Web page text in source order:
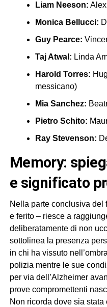
Liam Neeson:
Monica Bellucci:
Guy Pearce:
Taj Atwal: Linda
Harold Torres:
messicano)
Mia Sanchez:
Pietro Schito:
Ray Stevenson:
memory: spiegazione del finale
e significato
Nella parte conclusiva del
e ferito – riesce a
deliberatamente di non
sottolinea la presenza
in chi ha vissuto
polizia mentre le sue
per via dell’Alzheimer
prove compromettenti
Non ricorda dove sia stata